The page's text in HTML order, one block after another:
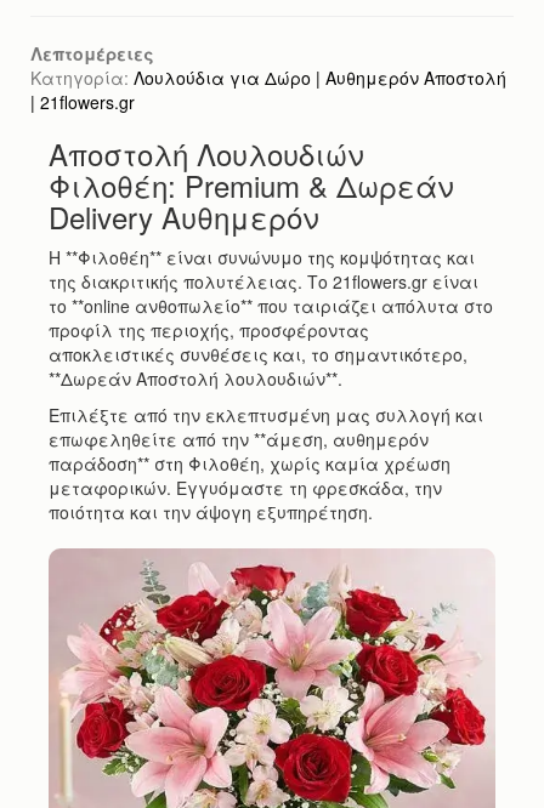
Λεπτομέρειες
Κατηγορία: Λουλούδια για Δώρο | Αυθημερόν Αποστολή
| 21flowers.gr
Αποστολή Λουλουδιών
Φιλοθέη: Premium & Δωρεάν
Delivery Αυθημερόν
Η **Φιλοθέη** είναι συνώνυμο της κομψότητας και
της διακριτικής πολυτέλειας. Το 21flowers.gr είναι
το **online ανθοπωλείο** που ταιριάζει απόλυτα στο
προφίλ της περιοχής, προσφέροντας
αποκλειστικές συνθέσεις και, το σημαντικότερο,
**Δωρεάν Αποστολή λουλουδιών**.
Επιλέξτε από την εκλεπτυσμένη μας συλλογή και
επωφεληθείτε από την **άμεση, αυθημερόν
παράδοση** στη Φιλοθέη, χωρίς καμία χρέωση
μεταφορικών. Εγγυόμαστε τη φρεσκάδα, την
ποιότητα και την άψογη εξυπηρέτηση.